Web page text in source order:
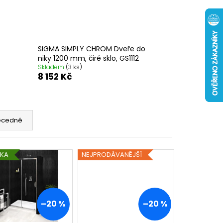
SIGMA SIMPLY CHROM Dveře do
niky 1200 mm, čiré sklo, GS1112
Skladem (3 ks)
8 152 Kč
–20 %
NEJPRODÁVANĚJŠÍ
–20 %